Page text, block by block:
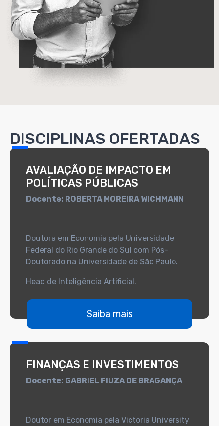
DISCIPLINAS OFERTADAS
AVALIAÇÃO DE IMPACTO EM
POLÍTICAS PÚBLICAS
Docente: ROBERTA MOREIRA WICHMANN
Doutora em Economia pela Universidade
Federal do Rio Grande do Sul com Pós-
Doutorado na Universidade de São Paulo.
Head de Inteligência Artificial.
Saiba mais
FINANÇAS E INVESTIMENTOS
Docente: GABRIEL FIUZA DE BRAGANÇA
Doutor em Economia pela Victoria University